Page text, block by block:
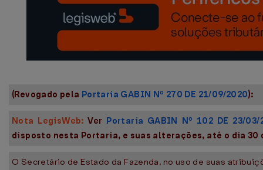
(Revogado pela Portaria GABIN Nº 270 DE 21/09/2020):
Nota LegisWeb:Ver Portaria GABIN Nº 102 DE 23/03/
disposto nesta Portaria, e suas alterações, até o dia 30
O Secretário de Estado da Fazenda, no uso de suas